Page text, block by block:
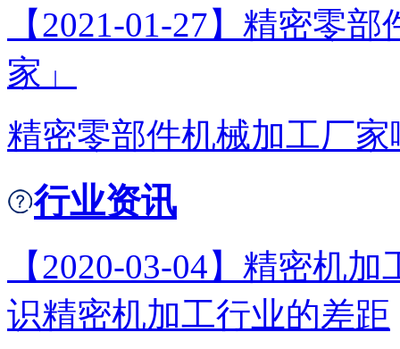
【2021-01-27】精密零
家」
精密零部件机械加工厂
行业资讯
【2020-03-04】精密机
识精密机加工行业的差距